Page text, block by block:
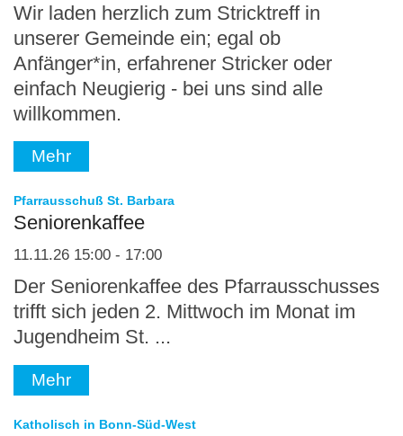
Wir laden herzlich zum Stricktreff in
unserer Gemeinde ein; egal ob
Anfänger*in, erfahrener Stricker oder
einfach Neugierig - bei uns sind alle
willkommen.
Mehr
Pfarrausschuß St. Barbara:
Seniorenkaffee
11.11.26 15:00 - 17:00
Der Seniorenkaffee des Pfarrausschusses
trifft sich jeden 2. Mittwoch im Monat im
Jugendheim St. ...
Mehr
Katholisch in Bonn-Süd-West: